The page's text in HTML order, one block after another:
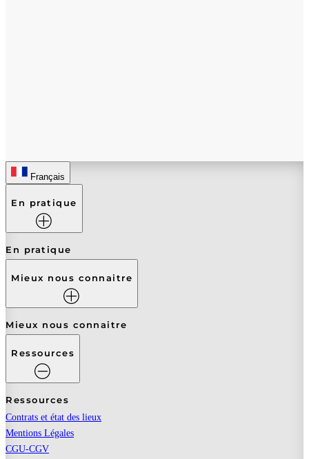
Français
En pratique
En pratique
Mieux nous connaitre
Mieux nous connaitre
Ressources
Ressources
Contrats et état des lieux
Mentions Légales
CGU-CGV